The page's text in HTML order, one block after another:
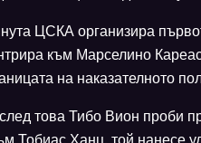
ЦСКА организира
към Марселино
на наказателното
това Тибо Вион проби